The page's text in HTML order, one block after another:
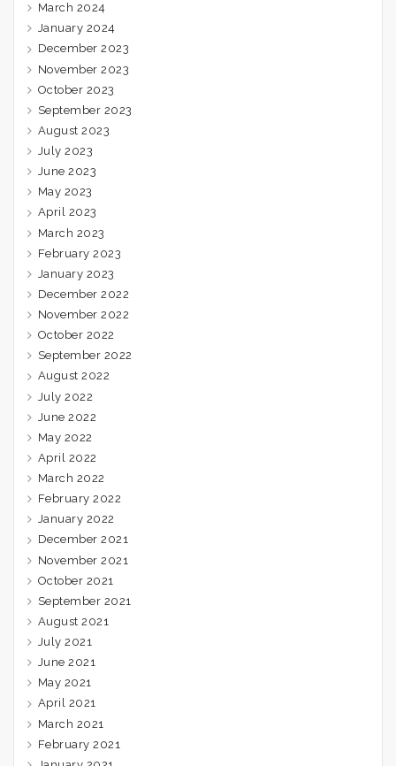
March 2024
January 2024
December 2023
November 2023
October 2023
September 2023
August 2023
July 2023
June 2023
May 2023
April 2023
March 2023
February 2023
January 2023
December 2022
November 2022
October 2022
September 2022
August 2022
July 2022
June 2022
May 2022
April 2022
March 2022
February 2022
January 2022
December 2021
November 2021
October 2021
September 2021
August 2021
July 2021
June 2021
May 2021
April 2021
March 2021
February 2021